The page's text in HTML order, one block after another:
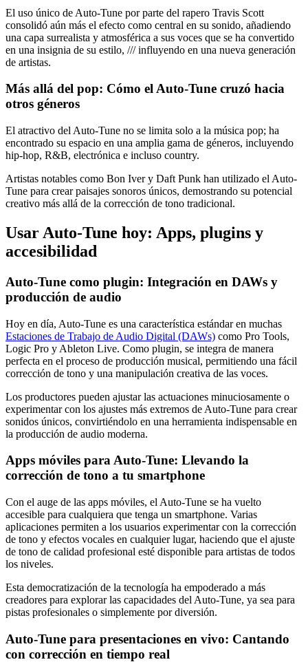
El uso único de Auto-Tune por parte del rapero Travis Scott
consolidó aún más el efecto como central en su sonido, añadiendo
una capa surrealista y atmosférica a sus voces que se ha convertido
en una insignia de su estilo, /// influyendo en una nueva generación
de artistas.
Más allá del pop: Cómo el Auto-Tune cruzó hacia
otros géneros
El atractivo del Auto-Tune no se limita solo a la música pop; ha
encontrado su espacio en una amplia gama de géneros, incluyendo
hip-hop, R&B, electrónica e incluso country.
Artistas notables como Bon Iver y Daft Punk han utilizado el Auto-
Tune para crear paisajes sonoros únicos, demostrando su potencial
creativo más allá de la corrección de tono tradicional.
Usar Auto-Tune hoy: Apps, plugins y
accesibilidad
Auto-Tune como plugin: Integración en DAWs y
producción de audio
Hoy en día, Auto-Tune es una característica estándar en muchas
Estaciones de Trabajo de Audio Digital (DAWs) como Pro Tools,
Logic Pro y Ableton Live. Como plugin, se integra de manera
perfecta en el proceso de producción musical, permitiendo una fácil
corrección de tono y una manipulación creativa de las voces.
Los productores pueden ajustar las actuaciones minuciosamente o
experimentar con los ajustes más extremos de Auto-Tune para crear
sonidos únicos, convirtiéndolo en una herramienta indispensable en
la producción de audio moderna.
Apps móviles para Auto-Tune: Llevando la
corrección de tono a tu smartphone
Con el auge de las apps móviles, el Auto-Tune se ha vuelto
accesible para cualquiera que tenga un smartphone. Varias
aplicaciones permiten a los usuarios experimentar con la corrección
de tono y efectos vocales en cualquier lugar, haciendo que el ajuste
de tono de calidad profesional esté disponible para artistas de todos
los niveles.
Esta democratización de la tecnología ha empoderado a más
creadores para explorar las capacidades del Auto-Tune, ya sea para
pistas profesionales o simplemente por diversión.
Auto-Tune para presentaciones en vivo: Cantando
con corrección en tiempo real